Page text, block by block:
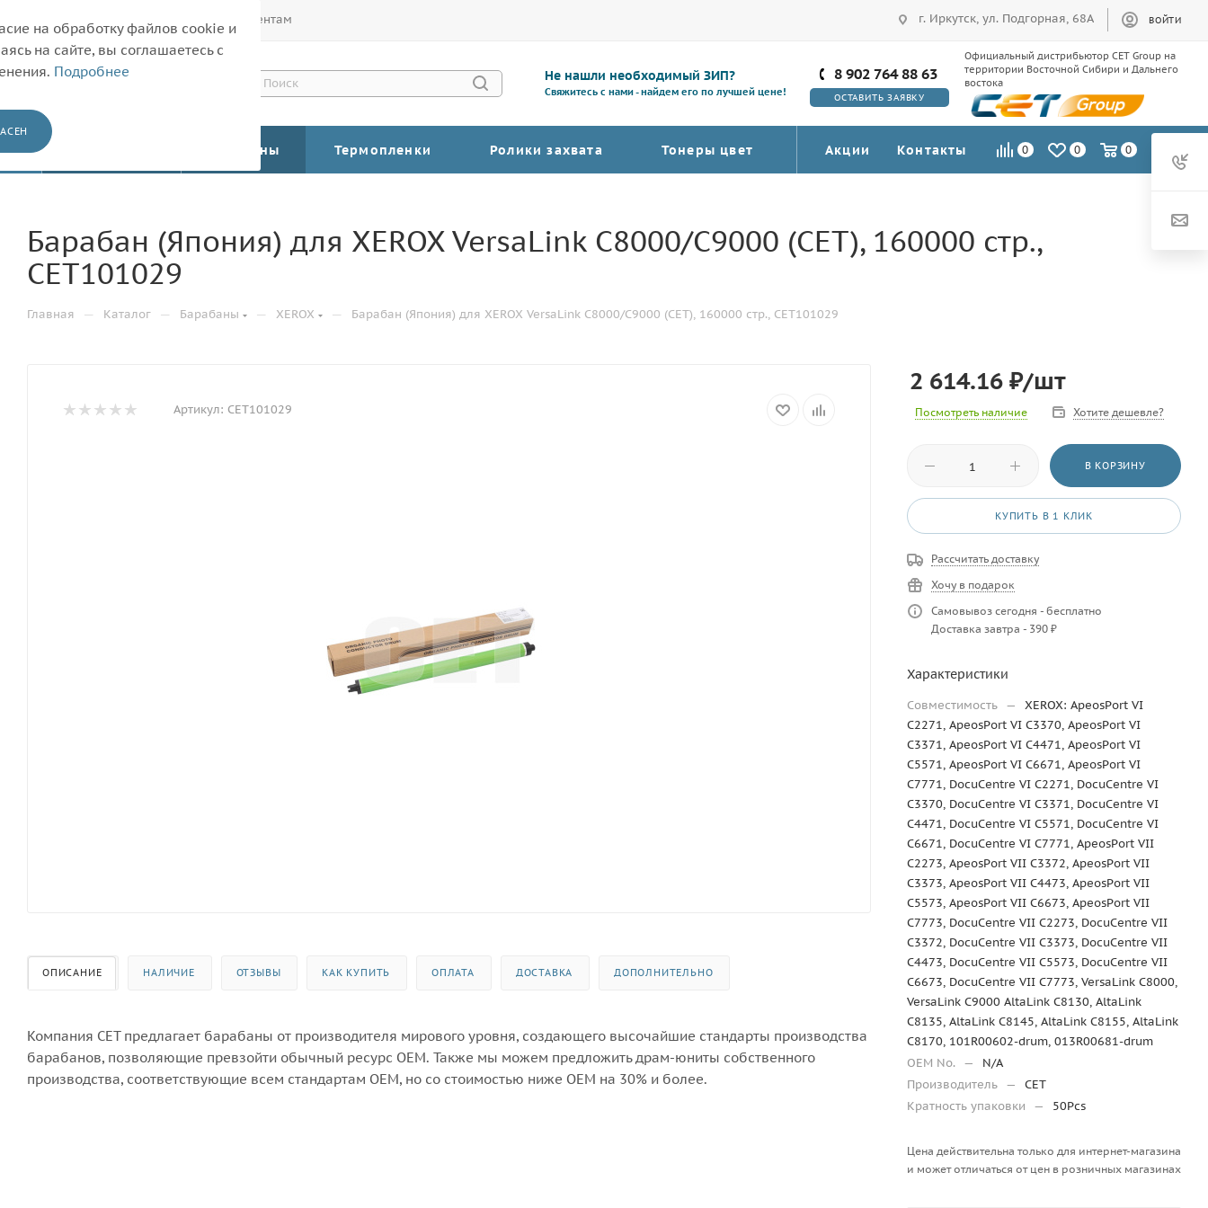
Корпоративным клиентам г. Иркутск, ул. Подгорная, 68А ВОЙТИ
Не нашли необходимый ЗИП?
Свяжитесь с нами - найдем его по лучшей цене!
8 902 764 88 63
ОСТАВИТЬ ЗАЯВКУ
Официальный дистрибьютор CET Group на
территории Восточной Сибири и Дальнего
востока
Барабаны Термопленки Ролики захвата Тонеры цвет Акции Контакты 0 0 0
Барабан (Япония) для XEROX VersaLink C8000/C9000 (CET), 160000 стр.,
CET101029
Главная — Каталог — Барабаны — XEROX — Барабан (Япония) для XEROX VersaLink C8000/C9000 (CET), 160000 стр., CET101029
Артикул: CET101029
ОПИСАНИЕ НАЛИЧИЕ ОТЗЫВЫ КАК КУПИТЬ ОПЛАТА ДОСТАВКА ДОПОЛНИТЕЛЬНО
Компания CET предлагает барабаны от производителя мирового уровня, создающего высочайшие стандарты производства
барабанов, позволяющие превзойти обычный ресурс OEM. Также мы можем предложить драм-юниты собственного
производства, соответствующие всем стандартам OEM, но со стоимостью ниже OEM на 30% и более.
2 614.16 ₽/шт
Посмотреть наличие Хотите дешевле?
В КОРЗИНУ
КУПИТЬ В 1 КЛИК
Рассчитать доставку
Хочу в подарок
Самовывоз сегодня - бесплатно
Доставка завтра - 390 ₽
Характеристики
Совместимость —
XEROX: ApeosPort VI
C2271, ApeosPort VI C3370, ApeosPort VI
C3371, ApeosPort VI C4471, ApeosPort VI
C5571, ApeosPort VI C6671, ApeosPort VI
C7771, DocuCentre VI C2271, DocuCentre VI
C3370, DocuCentre VI C3371, DocuCentre VI
C4471, DocuCentre VI C5571, DocuCentre VI
C6671, DocuCentre VI C7771, ApeosPort VII
C2273, ApeosPort VII C3372, ApeosPort VII
C3373, ApeosPort VII C4473, ApeosPort VII
C5573, ApeosPort VII C6673, ApeosPort VII
C7773, DocuCentre VII C2273, DocuCentre VII
C3372, DocuCentre VII C3373, DocuCentre VII
C4473, DocuCentre VII C5573, DocuCentre VII
C6673, DocuCentre VII C7773, VersaLink C8000,
VersaLink C9000 AltaLink C8130, AltaLink
C8135, AltaLink C8145, AltaLink C8155, AltaLink
C8170, 101R00602-drum, 013R00681-drum
OEM No.
—
N/A
Производитель —
CET
Кратность упаковки
— 50Pcs
Цена действительна только для интернет-магазина
и может отличаться от цен в розничных магазинах
на обработку файлов cookie и
на сайте, вы соглашаетесь с
Подробнее